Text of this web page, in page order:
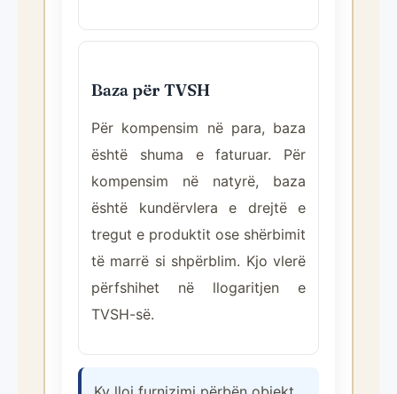
Baza për TVSH
Për kompensim në para, baza
është shuma e faturuar. Për
kompensim në natyrë, baza
është kundërvlera e drejtë e
tregut e produktit ose shërbimit
të marrë si shpërblim. Kjo vlerë
përfshihet në llogaritjen e
TVSH-së.